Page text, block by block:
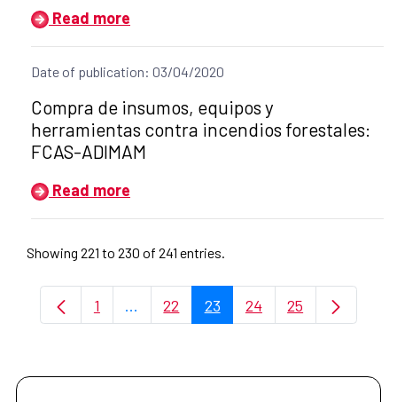
Read more
Date of publication: 03/04/2020
Title of the announcement:
Compra de insumos, equipos y
herramientas contra incendios forestales:
FCAS-ADIMAM
Read more
Showing 221 to 230 of 241 entries.
Page
1 ...Intermediate Pages Use TAB to
Page
22 Page
23 Page
24 Page
25